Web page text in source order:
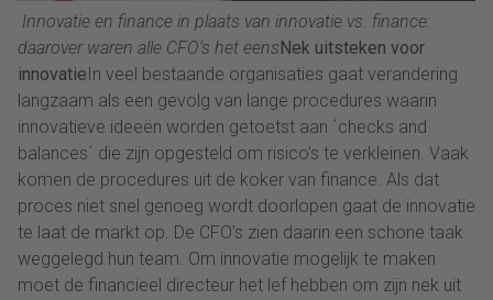
Innovatie en finance in plaats van innovatie vs. finance:
daarover waren alle CFO’s het eensNek uitsteken voor
innovatieIn veel bestaande organisaties gaat verandering
langzaam als een gevolg van lange procedures waarin
innovatieve ideeën worden getoetst aan ´checks and
balances´ die zijn opgesteld om risico’s te verkleinen. Vaak
komen de procedures uit de koker van finance. Als dat
proces niet snel genoeg wordt doorlopen gaat de innovatie
te laat de markt op. De CFO’s zien daarin een schone taak
weggelegd hun team. Om innovatie mogelijk te maken
moet de financieel directeur het lef hebben om zijn nek uit